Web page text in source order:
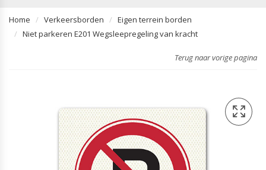
Home Verkeersborden
Eigen terrein borden
Niet parkeren E201 Wegsleepregeling van kracht
Terug naar vorige pagina